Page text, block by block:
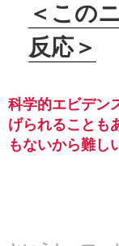
＜この
反応＞
科学的エビデン
げられることも
もないから難し